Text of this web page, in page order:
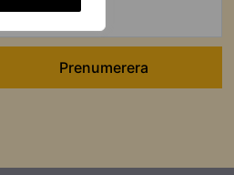
Introduction - Engelska